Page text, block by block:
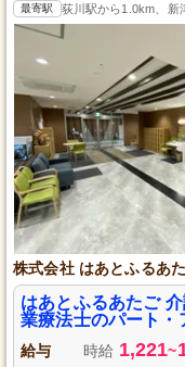
最寄駅 荻川駅から1.0km、新
株式会社 はあとふるあ
はあとふるあたご
業療法士のパート・
給与 時給 1,221~